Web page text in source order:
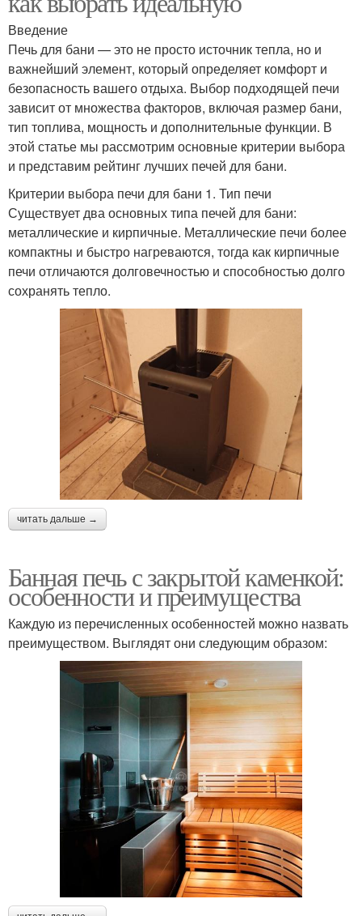
Введение
Печь для бани — это не просто источник тепла, но и
важнейший элемент, который определяет комфорт и
безопасность вашего отдыха. Выбор подходящей печи
зависит от множества факторов, включая размер бани,
тип топлива, мощность и дополнительные функции. В
этой статье мы рассмотрим основные критерии выбора
и представим рейтинг лучших печей для бани.
Критерии выбора печи для бани 1. Тип печи
Существует два основных типа печей для бани:
металлические и кирпичные. Металлические печи более
компактны и быстро нагреваются, тогда как кирпичные
печи отличаются долговечностью и способностью долго
сохранять тепло.
читать дальше →
Банная печь с закрытой каменкой:
особенности и преимущества
Каждую из перечисленных особенностей можно назвать
преимуществом. Выглядят они следующим образом: